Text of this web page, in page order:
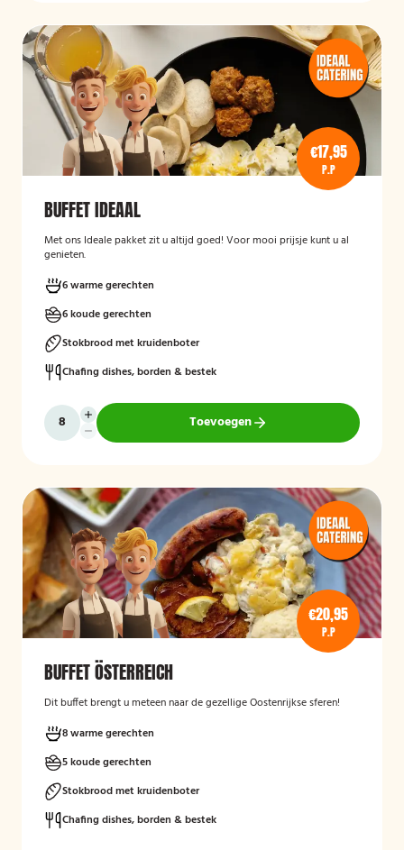
€17,95
P.P
BUFFET IDEAAL
Met ons Ideale pakket zit u altijd goed! Voor mooi prijsje kunt u al
genieten.
6 warme gerechten
6 koude gerechten
Stokbrood met kruidenboter
Chafing dishes, borden & bestek
Toevoegen
€20,95
P.P
BUFFET ÖSTERREICH
Dit buffet brengt u meteen naar de gezellige Oostenrijkse sferen!
8 warme gerechten
5 koude gerechten
Stokbrood met kruidenboter
Chafing dishes, borden & bestek